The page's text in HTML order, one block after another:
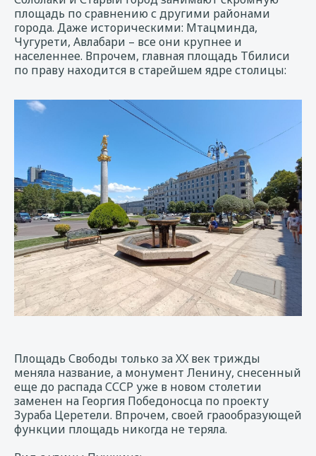
площадь по сравнению с другими районами
города. Даже историческими: Мтацминда,
Чугурети, Авлабари – все они крупнее и
населеннее. Впрочем, главная площадь Тбилиси
по праву находится в старейшем ядре столицы:
Площадь Свободы только за XX век трижды
меняла название, а монумент Ленину, снесенный
еще до распада СССР уже в новом столетии
заменен на Георгия Победоносца по проекту
Зураба Церетели. Впрочем, своей граообразующей
функции площадь никогда не теряла.